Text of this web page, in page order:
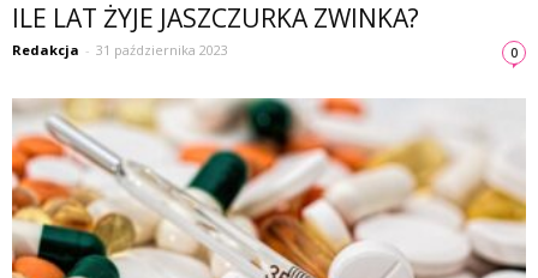
ILE LAT ŻYJE JASZCZURKA ZWINKA?
Redakcja - 31 października 2023 0